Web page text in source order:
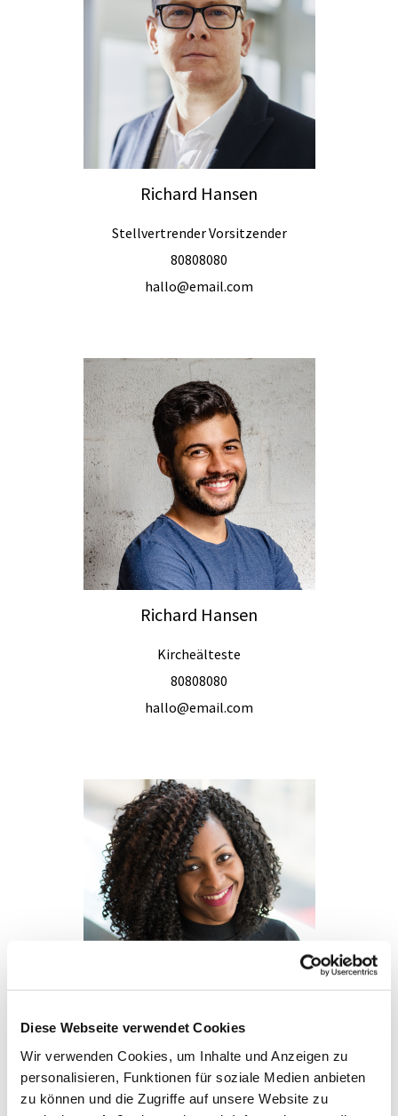
Diese Webseite verwendet Cookies
Wir verwenden Cookies, um Inhalte und Anzeigen zu
personalisieren, Funktionen für soziale Medien anbieten
zu können und die Zugriffe auf unsere Website zu
Richard Hansen
Stellvertrender Vorsitzender
80808080
hallo@email.com
Richard Hansen
Kircheälteste
80808080
hallo@email.com
Janet Hansen
Kircenälteste
80808080